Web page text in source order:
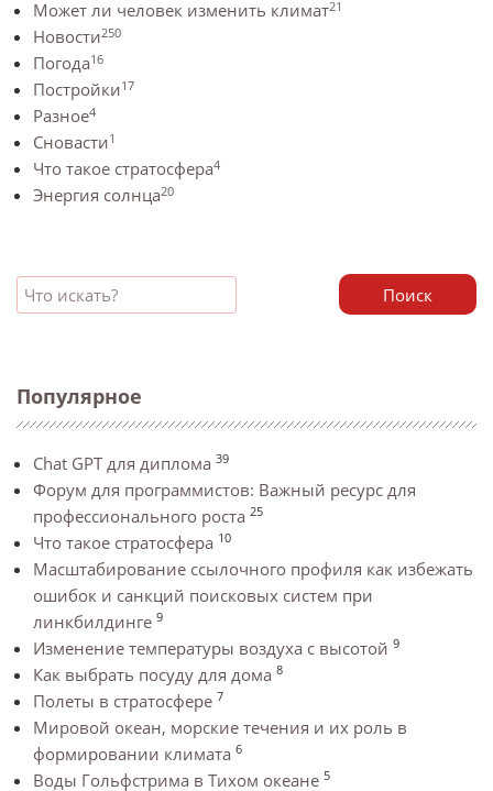
Может ли человек изменить климат21
Новости250
Погода16
Постройки17
Разное4
Сновасти1
Что такое стратосфера4
Энергия солнца20
Поиск
Популярное
Chat GPT для диплома 39
Форум для программистов: Важный ресурс для
профессионального роста 25
Что такое стратосфера 10
Масштабирование ссылочного профиля как избежать
ошибок и санкций поисковых систем при
линкбилдинге 9
Изменение температуры воздуха с высотой 9
Как выбрать посуду для дома 8
Полеты в стратосфере 7
Мировой океан, морские течения и их роль в
формировании климата 6
Воды Гольфстрима в Тихом океане 5